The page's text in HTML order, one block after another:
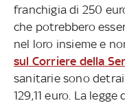
franchigia di 250
che potrebbero
nel loro insieme e
sul Corriere della
sanitarie sono
129,11 euro. La